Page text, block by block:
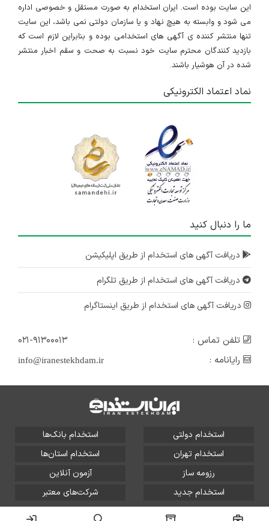
این سایت بوده است. ایران استخدام به صورت مستقل و خصوصی اداره
می شود و وابسته به هیچ نهاد و یا سازمان دولتی نمی باشد، این سایت
تنها منتشر کننده ی آگهی های استخدامی بوده و بنابراین لازم است که
بازدید کنندگان محترم سایت خود نسبت به صحت و سقم اخبار منتشر
شده در آن هوشیار باشند.
نماد اعتماد الکترونیکی
ما را دنبال کنید
دریافت آگهی های استخدام از طریق اپلیکیشن
دریافت آگهی های استخدام از طریق تلگرام
دریافت آگهی های استخدام از طریق اینستاگرام
تلفن تماس :
۰۲۱-۹۱۳۰۰۰۱۳
رایانامه :
info@iranestekhdam.ir
استخدام دولتی
استخدام بانک‌ها
استخدام تهران
استخدام استان‌ها
رزومه ساز
آزمون آنلاین
استخدام جدید
شرکت‌های معتبر
تمامی حقوق این سایت برای آلتین سیستم محفوظ است و هر